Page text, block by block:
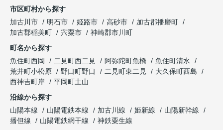
市区町村から探す
加古川市
明石市 姫路市 高砂市
加古郡播磨町
加古郡稲美町
宍粟市
神崎郡市川町
町名から探す
魚住町西岡
二見町西二見 阿弥陀町魚橋
魚住町清水
荒井町小松原
野口町野口 二見町東二見
大久保町西島
西神吉町岸
平岡町土山
沿線から探す
山陽本線
山陽電鉄本線 加古川線 姫新線
山陽新幹線
播但線
山陽電鉄網干線
神鉄粟生線